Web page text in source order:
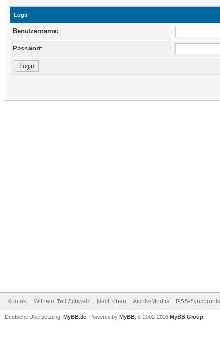
Login
Benutzername:
Passwort:
Kontakt Wilhelm Tell Schweiz Nach oben Archiv-Modus RSS-
Deutsche Übersetzung: MyBB.de , Powered by MyBB , © 2002-2026 MyBB Group